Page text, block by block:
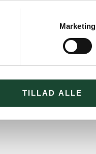
Marketing
TILLAD ALLE